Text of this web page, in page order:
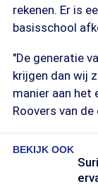
rekenen. Er is
basisschool
"De generatie
krijgen dan wij
manier aan het
Roovers van
BEKIJK OOK